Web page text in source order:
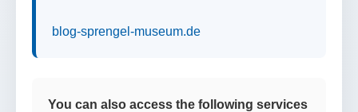
blog-sprengel-museum.de
You can also access the following services